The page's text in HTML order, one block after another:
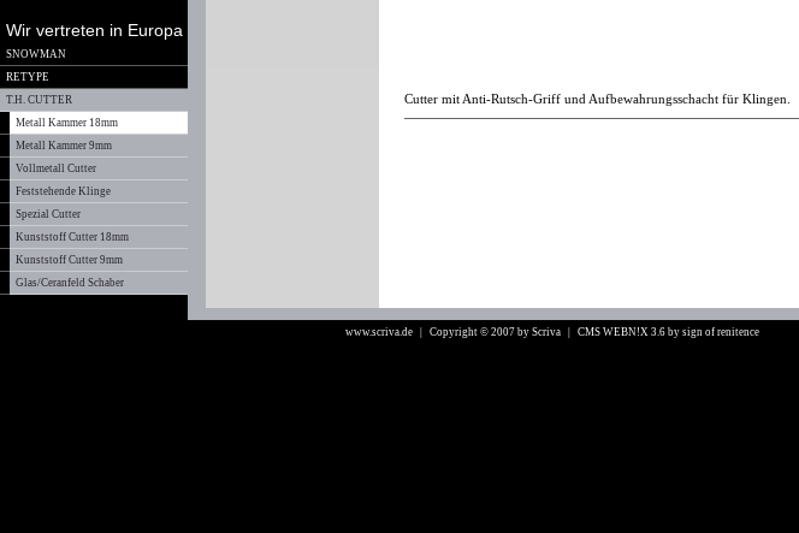
Wir vertreten in Europa
SNOWMAN
RETYPE
T.H. CUTTER
Metall Kammer 18mm
Metall Kammer 9mm
Vollmetall Cutter
Feststehende Klinge
Spezial Cutter
Kunststoff Cutter 18mm
Kunststoff Cutter 9mm
Glas/Ceranfeld Schaber
Cutter mit Anti-Rutsch-Griff und Aufbewahrungsschacht für Klingen.
www.scriva.de | Copyright © 2007 by Scriva | CMS WEBN!X 3.6 by sign of renitence